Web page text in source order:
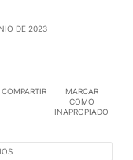
DE 2023
COMPARTIR
MARCAR
COMO
INAPROPIADO